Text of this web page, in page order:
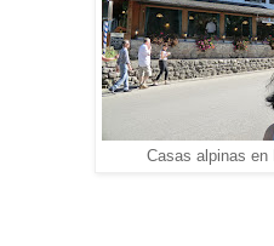
Casas alpinas en